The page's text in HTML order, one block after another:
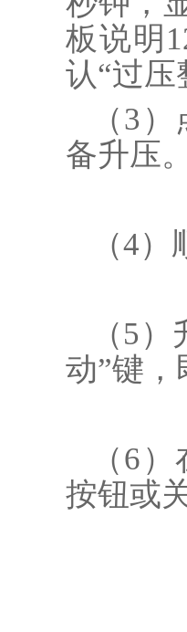
板说明
认“过压
（3
备升压
（4
（5
动”键
（6
按钮或